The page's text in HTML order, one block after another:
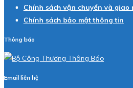
Chính sách vận chuyển và giao
Chính sách bảo mật thông tin
Thông báo
Email liên hệ